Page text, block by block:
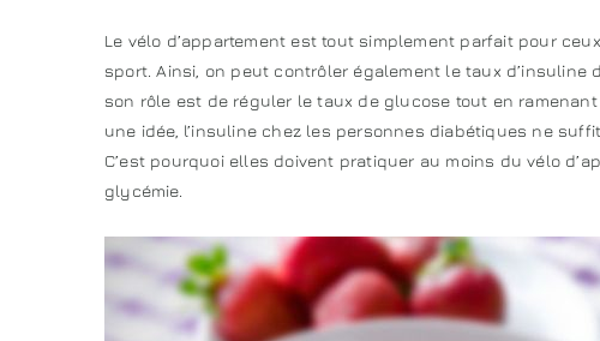
Le vélo d’appartement est tout simplement parfait pour
sport. Ainsi, on peut contrôler également le taux
son rôle est de réguler le taux de glucose tout en
une idée, l’insuline chez les personnes diabétiques ne
C’est pourquoi elles doivent pratiquer au moins du vélo
glycémie.